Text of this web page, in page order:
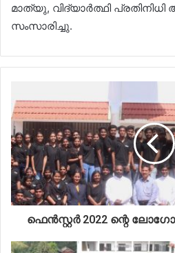
മാത്യു, വിദ്യാർത്ഥി
സംസാരിച്ചു.
ഫെൻസ്റ്റർ 2022 ന്റെ